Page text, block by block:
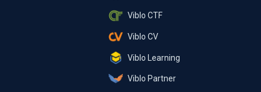
Viblo CTF
Viblo CV
Viblo Learning
Viblo Partner